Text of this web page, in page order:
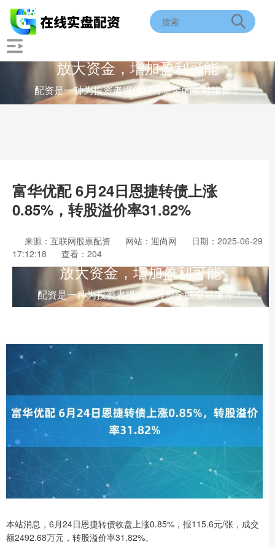
放大资金，增加盈利可能
配资是一种为投资者提供杠杆资金的金融服务！
富华优配 6月24日恩捷转债上涨
0.85%，转股溢价率31.82%
来源：互联网股票配资 网站：迎尚网
日期：2025-06-29
17:12:18
查看：204
放大资金，增加盈利可能
配资是一种为投资者提供杠杆资金的金融服务！
本站消息，6月24日恩捷转债收盘上涨0.85%，报115.6元/张，成交
额2492.68万元，转股溢价率31.82%。